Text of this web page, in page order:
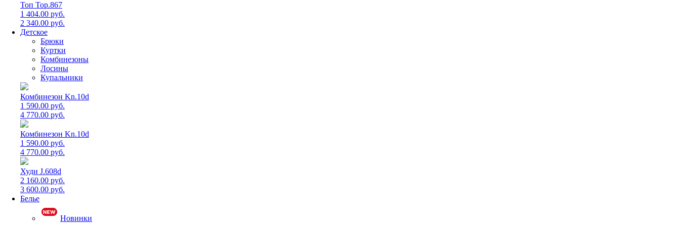
Топ Top.867
1 404.00 руб.
2 340.00 руб.
Детское
Брюки
Куртки
Комбинезоны
Лосины
Купальники
Комбинезон Kn.10d
1 590.00 руб.
4 770.00 руб.
Комбинезон Kn.10d
1 590.00 руб.
4 770.00 руб.
Худи J.608d
2 160.00 руб.
3 600.00 руб.
Белье
Новинки